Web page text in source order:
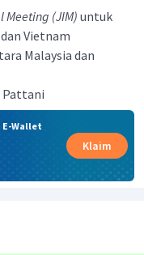
(JIM) untuk
Vietnam
Malaysia dan
E-Wallet
Klaim